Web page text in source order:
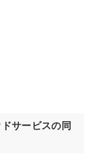
サービスの同